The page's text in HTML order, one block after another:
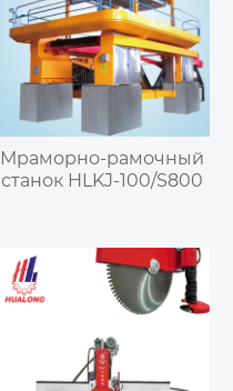
Мраморно-рамочный
станок HLKJ-100/S800